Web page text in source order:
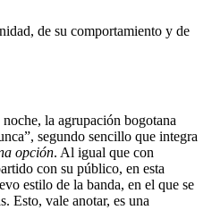
de su comportamiento y de
la agrupación bogotana
segundo sencillo que integra
opción. Al igual que con
con su público, en esta
estilo de la banda, en el que se
Esto, vale anotar, es una